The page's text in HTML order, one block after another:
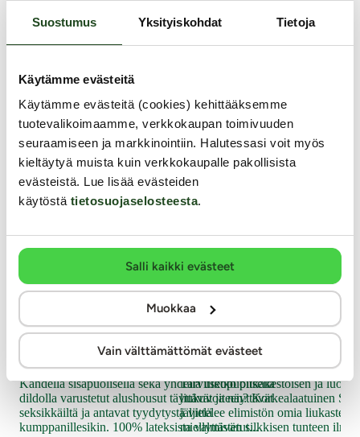
Suostumus Yksityiskohdat Tietoja
Käytämme evästeitä
Käytämme evästeitä (cookies) kehittääksemme
tuotevalikoimaamme, verkkokaupan toimivuuden
seuraamiseen ja markkinointiin. Halutessasi voit myös
kieltäytyä muista kuin verkkokaupalle pakollisista
evästeistä. Lue lisää evästeiden
käytöstä tietosuojaselosteesta.
Salli kaikki evästeet
Muokkaa
Vain välttämättömät evästeet
LateX
Alushousut 3 dildolla
Kahdella sisäpuolisella sekä yhdellä ulkopuolisella
dildolla varustetut alushousut täyttävät ja näyttävät
seksikkäiltä ja antavat tyydytystä vielä
kumppanillesikin. 100% lateksista valmistetut...
Stimul8
S8 Original -
Tarvitsetko pitkäkestoisen ja
liukuvoiteen? Korkealaatuinen S8
jäljittelee elimistön omia liukasteita
miellyttävän silkkisen tunteen